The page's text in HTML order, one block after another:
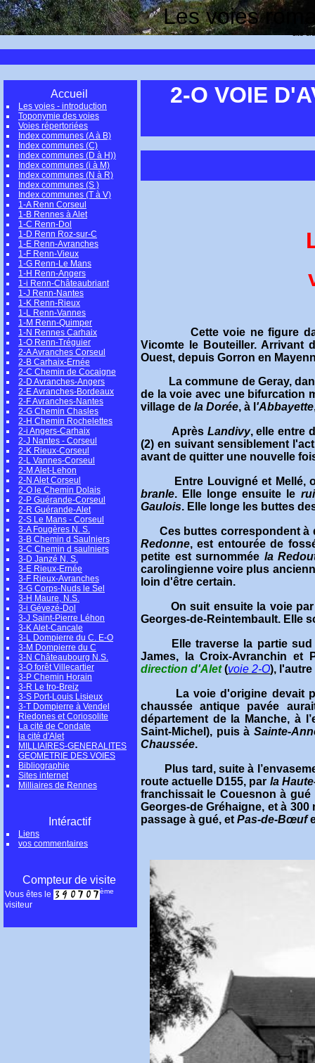
Les voies
site
Accueil
Les voies - introduction
Toponymie des voies
Voies répertoriées
Index communes (A à B)
Index communes (C)
index communes (D à H))
Index communes (i à M)
Index communes (N à R)
Index communes (S )
Index communes (T à V)
1-A Renn Corseul
1-B Rennes à Alet
1-C Renn-Dol
1-D Renn Roz-sur-C
1-E Renn-Avranches
1-F Renn-Vieux
1-G Renn-Le Mans
1-H Renn-Angers
1-i Renn-Châteaubriant
1-J Renn-Nantes
1-K Renn-Rieux
1-L Renn-Vannes
1-M Renn-Quimper
1-N Rennes Carhaix
1-O Renn-Tréguier
2-A Avranches Corseul
2-B Carhaix-Ernée
2-C Chemin de Cocaigne
2-D Avranches-Angers
2-E Avranches-Bordeaux
2-F Avranches-Nantes
2-G Chemin Chasles
2-H Chemin Rochelettes
2-i Angers-Carhaix
2-J Nantes - Corseul
2-K Rieux-Corseul
2-L Vannes-Corseul
2-M Alet-Lehon
2-N Alet Corseul
2-O le Chemin Dolais
2-P Guérande-Corseul
2-R Guérande-Alet
2-S Le Mans - Corseul
3-A Fougères N. S.
3-B Chemin d Saulniers
3-C Chemin d saulniers
3-D Janzé N. S.
3-E Rieux-Ernée
3-F Rieux-Avranches
3-G Corps-Nuds le Sel
3-H Maure, N.S.
3-i Gévezé-Dol
3-J Saint-Pierre Léhon
3-K Alet-Cancale
3-L Dompierre du C. E-O
3-M Dompierre du C
3-N Châteaubourg N.S.
3-O forêt Villecartier
3-P Chemin Horain
3-R Le tro-Breiz
3-S Port-Louis Lisieux
3-T Dompierre à Vendel
Riedones et Coriosolite
La cité de Condate
la cité d'Alet
MILLIAIRES-GENERALITES
GEOMETRIE DES VOIES
Bibliographie
Sites internet
Milliaires de Rennes
Intéractif
Liens
vos commentaires
Compteur de visite
Vous êtes le ème
visiteur
2-O VOIE
Cette voie ne figure dans
Vicomte le Bouteiller. Arrivant
Ouest, depuis Gorron en
La commune de Geray, dans
de la voie avec une bifurcation
village de la Dorée, à l 'Abbayette
Après Landivy, elle entre
(2) en suivant sensiblement
avant de quitter une nouvelle
Entre Louvigné et
branle. Elle longe ensuite le
Gaulois. Elle longe les buttes
Ces buttes correspondent à
Redonne, est entourée de
petite est surnommée la
carolingienne voire plus
loin d'être certain.
On suit ensuite la voie
Georges-de-Reintembault. Elle
Elle traverse la partie sud
James, la Croix-Avranchin et
direction d'Alet(voie 2-O), l'autre
La voie d'origine devait
chaussée antique pavée
département de la Manche, à
Saint-Michel), puis à Sainte-
Chaussée.
Plus tard, suite à
route actuelle D155, par la
franchissait le Couesnon à
Georges-de Gréhaigne, et à
passage à gué, et Pas-de-Bœuf